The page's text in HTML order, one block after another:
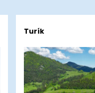
Turík